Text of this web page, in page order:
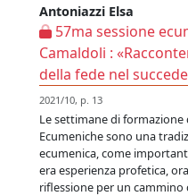
Antoniazzi Elsa
57ma sessione
Camaldoli :
della fede nel
2021/10, p. 13
Le settimane di
Ecumeniche sono una
ecumenica, come
era esperienza profetica,
riflessione per un cammino